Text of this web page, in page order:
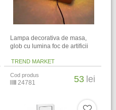
Lampa decorativa de masa,
glob cu lumina foc de artificii
TREND MARKET
Cod produs
24781 53 lei